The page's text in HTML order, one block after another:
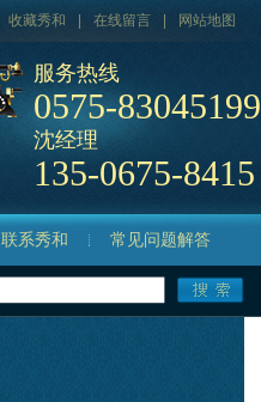
收藏秀和 在线留言 网站地图
服务热线
0575-83045199
沈经理
135-0675-8415
联系秀和 常见问题解答